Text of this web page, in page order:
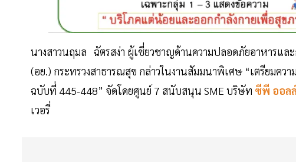
นางสาวนฤมล ฉัตรสง่า ผู้เชี่ยวชาญด้านความปลอดภัยอาหารแล
(อย.) กระทรวงสาธารณสุข กล่าวในงานสัมมนาพิเศษ “เตรียมค
ฉบับที่ 445-448” จัดโดยศูนย์ 7 สนับสนุน SME บริษัท ซีพี ออลล์
เวอรี่